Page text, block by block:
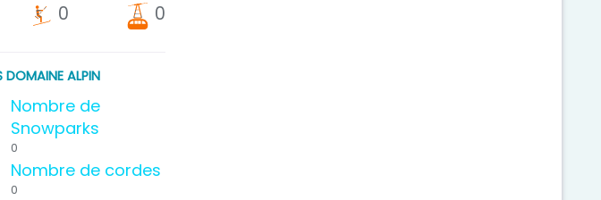
teleski
0 telephérique
0
DOMAINE ALPIN
Nombre de
Snowparks
0
Nombre de cordes
0